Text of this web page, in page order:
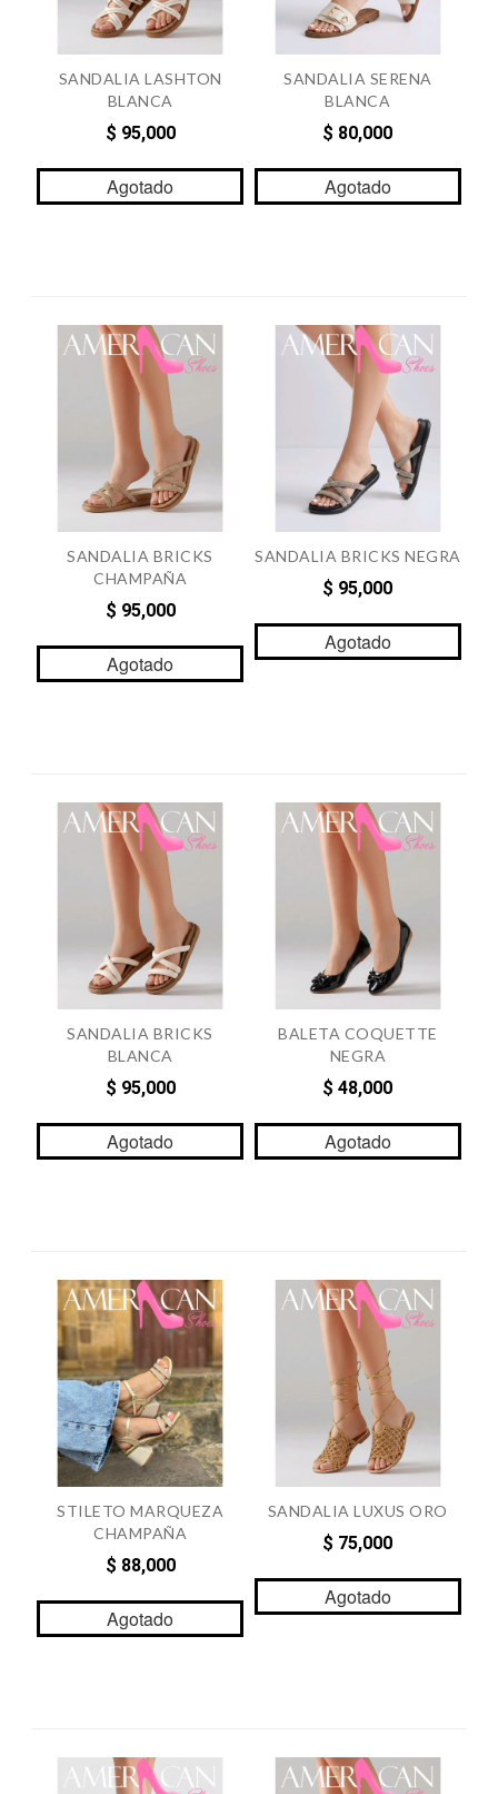
SANDALIA LASHTON
BLANCA
$ 95,000
Agotado
SANDALIA SERENA
BLANCA
$ 80,000
Agotado
SANDALIA BRICKS
CHAMPAÑA
$ 95,000
Agotado
SANDALIA BRICKS NEGRA
$ 95,000
Agotado
SANDALIA BRICKS
BLANCA
$ 95,000
Agotado
BALETA COQUETTE
NEGRA
$ 48,000
Agotado
STILETO MARQUEZA
CHAMPAÑA
$ 88,000
Agotado
SANDALIA LUXUS ORO
$ 75,000
Agotado